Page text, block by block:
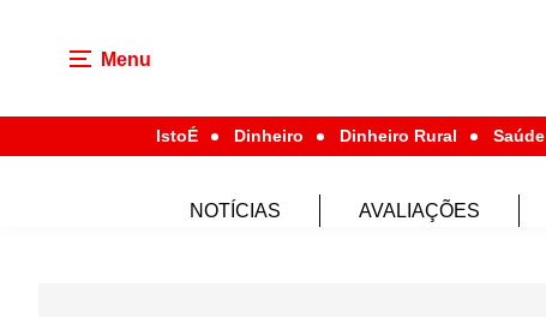
Menu
IstoÉ Dinheiro Dinheiro Rural Saúde
NOTÍCIAS AVALIAÇÕES